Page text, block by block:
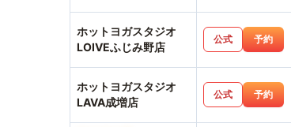
ホットヨガスタジオ
LOIVEふじみ野店
公式 予約
ホットヨガスタジオ
LAVA成増店
公式 予約